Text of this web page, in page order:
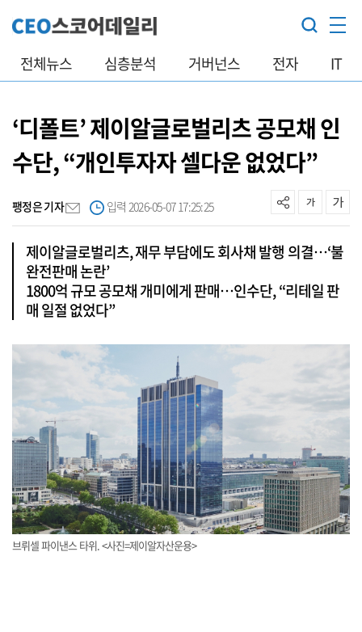
전체뉴스 심층분석 거버넌스 전자 IT
‘디폴트’ 제이알글로벌리츠 공모채 인
수단, “개인투자자 셀다운 없었다”
팽정은 기자 입력 2026-05-07 17:25:25
제이알글로벌리츠, 재무 부담에도 회사채 발행 의결…‘불
완전판매 논란’
1800억 규모 공모채 개미에게 판매…인수단, “리테일 판
매 일절 없었다”
브뤼셀 파이낸스 타위. <사진=제이알자산운용>